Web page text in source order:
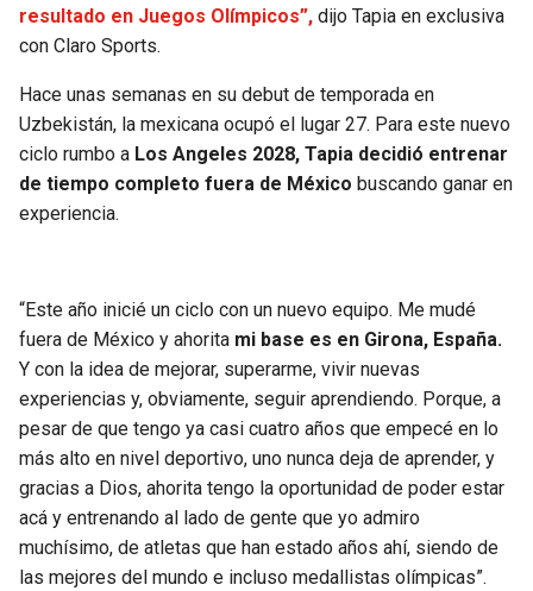
PANTHERS
JAZZ
resultado en Juegos Olímpicos”, dijo Tapia en exclusiva
con Claro Sports.
Hace unas semanas en su debut de temporada en
Uzbekistán, la mexicana ocupó el lugar 27. Para este nuevo
ciclo rumbo a Los Angeles 2028, Tapia decidió entrenar
de tiempo completo fuera de México buscando ganar en
experiencia.
“Este año inicié un ciclo con un nuevo equipo. Me mudé
fuera de México y ahorita mi base es en Girona, España.
Y con la idea de mejorar, superarme, vivir nuevas
experiencias y, obviamente, seguir aprendiendo. Porque, a
pesar de que tengo ya casi cuatro años que empecé en lo
más alto en nivel deportivo, uno nunca deja de aprender, y
gracias a Dios, ahorita tengo la oportunidad de poder estar
acá y entrenando al lado de gente que yo admiro
muchísimo, de atletas que han estado años ahí, siendo de
las mejores del mundo e incluso medallistas olímpicas”.